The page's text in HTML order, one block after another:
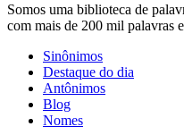
Somos uma biblioteca de
com mais de 200 mil palavras
Sinônimos
Destaque do dia
Antônimos
Blog
Nomes